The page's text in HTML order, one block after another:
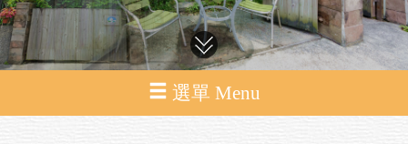
選單 Menu